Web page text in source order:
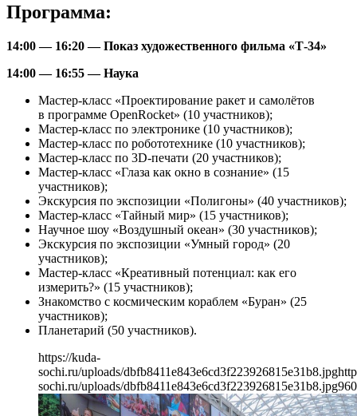
Программа:
14:00 — 16:20 — Показ художественного фильма «Т-34»
14:00 — 16:55 — Наука
Мастер-класс «Проектирование ракет и самолётов
в программе OpenRocket» (10 участников);
Мастер-класс по электронике (10 участников);
Мастер-класс по робототехнике (10 участников);
Мастер-класс по 3D-печати (20 участников);
Мастер-класс «Глаза как окно в сознание» (15
участников);
Экскурсия по экспозиции «Полигоны» (40 участников);
Мастер-класс «Тайный мир» (15 участников);
Научное шоу «Воздушный океан» (30 участников);
Экскурсия по экспозиции «Умный город» (20
участников);
Мастер-класс «Креативный потенциал: как его
измерить?» (15 участников);
Знакомство с космическим кораблем «Буран» (25
участников);
Планетарий (50 участников).
https://kuda-
sochi.ru/uploads/dbfb8411e843e6cd3f223926815e31b8.jpg
sochi.ru/uploads/dbfb8411e843e6cd3f223926815e31b8.jpg960